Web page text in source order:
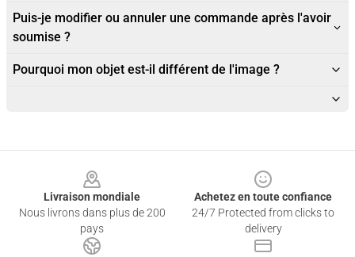
Puis-je modifier ou annuler une commande après l'avoir
soumise ?
Pourquoi mon objet est-il différent de l'image ?
Livraison mondiale
Nous livrons dans plus de 200
pays
Achetez en toute confiance
24/7 Protected from clicks to
delivery